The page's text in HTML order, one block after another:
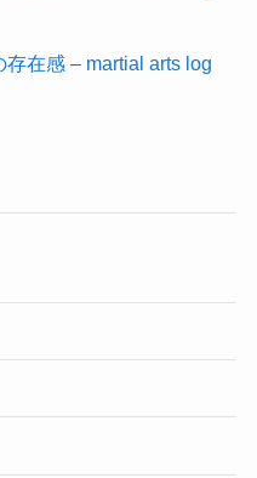
存在感 – martial arts log